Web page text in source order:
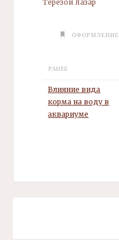
Терезой Лазар
ОФОРМЛЕНИЕ
РАНЕЕ
Влияние вида
корма на воду в
аквариуме